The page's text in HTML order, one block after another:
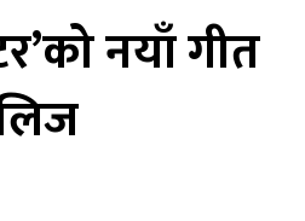
नयाँ गीत